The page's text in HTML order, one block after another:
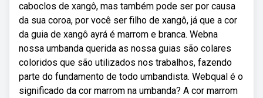
caboclos de xangô, mas também pode ser por causa
da sua coroa, por você ser filho de xangô, já que a cor
da guia de xangô ayrá é marrom e branca. Webna
nossa umbanda querida as nossa guias são colares
coloridos que são utilizados nos trabalhos, fazendo
parte do fundamento de todo umbandista. Webqual é o
significado da cor marrom na umbanda? A cor marrom